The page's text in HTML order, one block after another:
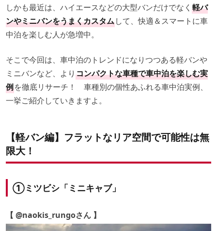
しかも最近は、ハイエースなどの大型バンだけでなく 軽バ
ンやミニバンをうまくカスタムして、快適＆スマートに車
中泊を楽しむ人が急増中。
そこで今回は、車中泊のトレンドになりつつある軽バンや
ミニバンなど、より コンパクトな車種で車中泊を楽しむ実
例を徹底リサーチ！ 車種別の個性あふれる車中泊実例、
一挙ご紹介していきますよ。
【軽バン編】フラットなリア空間で可能性は無
限大！
①ミツビシ「ミニキャブ」
【 @naokis_rungoさん 】